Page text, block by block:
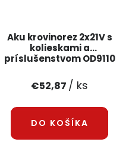
Aku krovinorez 2x21V s
kolieskami a
príslušenstvom OD9110
€52,87 / ks
DO KOŠÍKA